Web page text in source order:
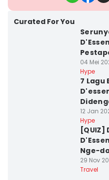
Curated For You
04 Mei
Hype
7 Lagu
12 Jan
Hype
[QUIZ]
Nge-
29 Nov
Travel